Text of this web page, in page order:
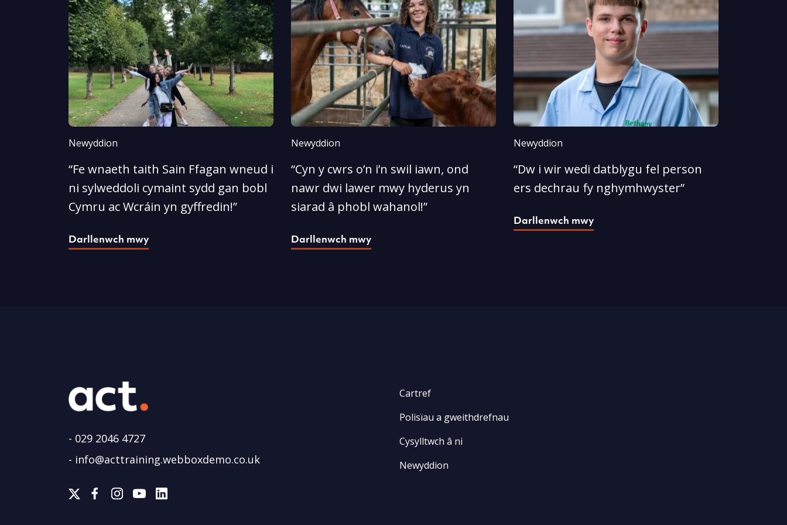
Newyddion
“Fe wnaeth taith Sain Ffagan wneud i
ni sylweddoli cymaint sydd gan bobl
Cymru ac Wcráin yn gyffredin!”
Darllenwch mwy
Newyddion
“Cyn y cwrs o’n i’n swil iawn, ond
nawr dwi lawer mwy hyderus yn
siarad â phobl wahanol!”
Darllenwch mwy
Newyddion
“Dw i wir wedi datblygu fel person
ers dechrau fy nghymhwyster”
Darllenwch mwy
- 029 2046 4727
- info@acttraining.webboxdemo.co.uk
Cartref
Polisïau a gweithdrefnau
Cysylltwch â ni
Newyddion